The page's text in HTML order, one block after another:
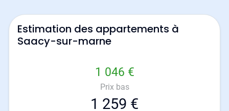
Estimation des appartements à
Saacy-sur-marne
1 046 €
Prix bas
1 259 €